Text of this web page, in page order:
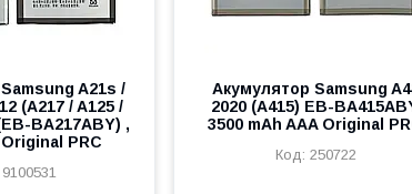
A21s /
(A217 / A125 /
BA217ABY) ,
PRC
9100531
Акумулятор Samsung
2020 (A415) EB-
3500 mAh AAA Original
250722